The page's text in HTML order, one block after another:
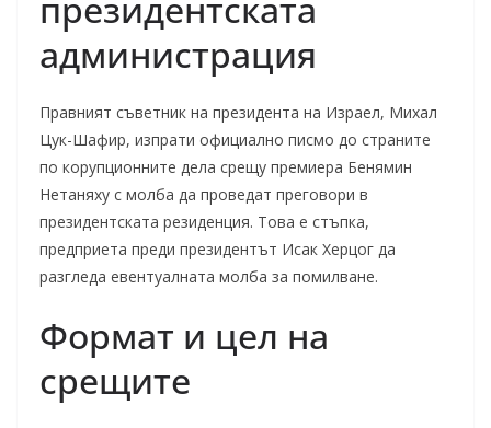
администрация
Правният съветник на президента на Израел, Михал
Цук-Шафир, изпрати официално писмо до страните
по корупционните дела срещу премиера Бенямин
Нетаняху с молба да проведат преговори в
президентската резиденция. Това е стъпка,
предприета преди президентът Исак Херцог да
разгледа евентуалната молба за помилване.
Формат и цел на
срещите